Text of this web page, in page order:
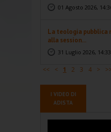
01 Agosto 2026,
La teologia pubblica
alla session...
31 Luglio 2026, 14:33
<< < 1 2 3 4 > >>
I VIDEO DI
ADISTA